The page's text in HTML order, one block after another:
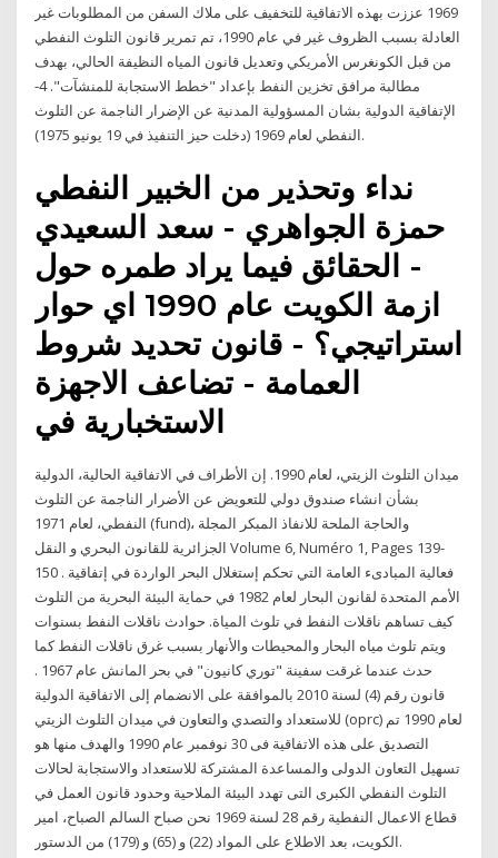
1969 عززت بهذه الاتفاقية للتخفيف على ملاك السفن من المطلوبات غير
العادلة بسبب الظروف غير في عام 1990، تم تمرير قانون التلوث النفطي
من قبل الكونغرس الأمريكي وتعديل قانون المياه النظيفة الحالي، بهدف
مطالبة مرافق تخزين النفط بإعداد "خطط الاستجابة للمنشآت". 4-
الإتفاقية الدولية بشان المسؤولية المدنية عن الإضرار الناجمة عن التلوث
النفطي لعام 1969 (دخلت حيز التنفيذ في 19 يونيو 1975).
نداء وتحذير من الخبير النفطي
حمزة الجواهري - سعد السعيدي
- الحقائق فيما يراد طمره حول
ازمة الكويت عام 1990 اي حوار
استراتيجي؟ - قانون تحديد شروط
العمامة - تضاعف الاجهزة
الاستخبارية في
ميدان التلوث الزيتي، لعام 1990. إن الأطراف في الاتفاقية الحالية، الدولية
بشأن انشاء صندوق دولي للتعويض عن الأضرار الناجمة عن التلوث
النفطي، لعام 1971 (fund)، والحاجة الملحة للانفاذ المبكر المجلة
الجزائرية للقانون البحري و النقل Volume 6, Numéro 1, Pages 139-
150 . فعالية المبادىء العامة التي تحكم إستغلال البحر الواردة في إتفاقية
الأمم المتحدة لقانون البحار لعام 1982 في حماية البيئة البحرية من التلوث
كيف تساهم ناقلات النفط في تلوث المياة. حوادث ناقلات النفط بسنوات
ويتم تلوث مياه البحار والمحيطات والأنهار بسبب غرق ناقلات النفط كما
حدث عندما غرقت سفينة "توري كانيون" في بحر المانش عام 1967 .
قانون رقم (4) لسنة 2010 بالموافقة على الانضمام إلى الاتفاقية الدولية
للاستعداد والتصدي والتعاون في ميدان التلوث الزيتي (oprc) لعام 1990 تم
التصديق على هذه الاتفاقية فى 30 نوفمبر عام 1990 والهدف منها هو
تسهيل التعاون الدولى والمساعدة المشتركة للاستعداد والاستجابة لحالات
التلوث النفطي الكبرى التى تهدد البيئة الملاحية وحدود قانون العمل في
قطاع الاعمال النفطية رقم 28 لسنة 1969 نحن صباح السالم الصباح، امير
الكويت، بعد الاطلاع على المواد (22) و (65) و (179) من الدستور.